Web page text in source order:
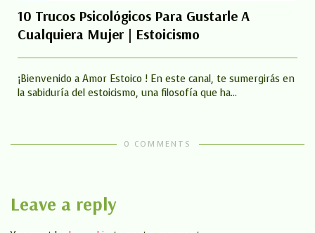
10 Trucos Psicológicos Para Gustarle A
Cualquiera Mujer | Estoicismo
¡Bienvenido a Amor Estoico ! En este canal, te sumergirás en
la sabiduría del estoicismo, una filosofía que ha...
0 COMMENTS
Leave a reply